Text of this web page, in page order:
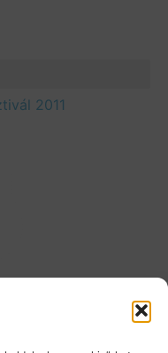
2011